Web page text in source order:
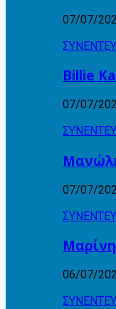
07/07/
Billie
07/07/
07/07/
06/07/